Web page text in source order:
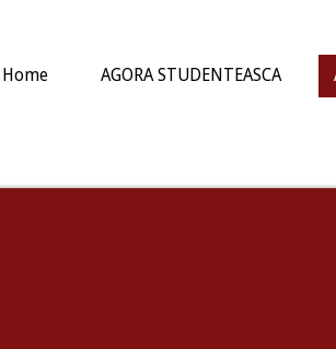
Home AGORA STUDENTEASCA